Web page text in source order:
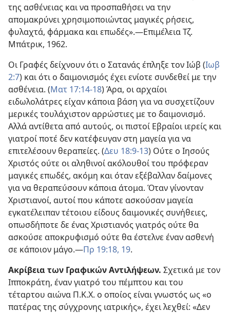
της ασθένειας και να προσπαθήσει να την
απομακρύνει χρησιμοποιώντας μαγικές ρήσεις,
φυλαχτά, φάρμακα και επωδές».—Επιμέλεια Τζ.
Μπάτρικ, 1962.
Οι Γραφές δείχνουν ότι ο Σατανάς έπληξε τον Ιώβ (Ιωβ
2:7) και ότι ο δαιμονισμός έχει ενίοτε συνδεθεί με την
ασθένεια. (Ματ 17:14-18) Άρα, οι αρχαίοι
ειδωλολάτρες είχαν κάποια βάση για να συσχετίζουν
μερικές τουλάχιστον αρρώστιες με το δαιμονισμό.
Αλλά αντίθετα από αυτούς, οι πιστοί Εβραίοι ιερείς και
γιατροί ποτέ δεν κατέφευγαν στη μαγεία για να
επιτελέσουν θεραπείες. (Δευ 18:9-13) Ούτε ο Ιησούς
Χριστός ούτε οι αληθινοί ακόλουθοί του πρόφεραν
μαγικές επωδές, ακόμη και όταν εξέβαλλαν δαίμονες
για να θεραπεύσουν κάποια άτομα. Όταν γίνονταν
Χριστιανοί, αυτοί που κάποτε ασκούσαν μαγεία
εγκατέλειπαν τέτοιου είδους δαιμονικές συνήθειες,
οπωσδήποτε δε ένας Χριστιανός γιατρός ούτε θα
ασκούσε αποκρυφισμό ούτε θα έστελνε έναν ασθενή
σε κάποιον μάγο.—Πρ 19:18, 19.
Ακρίβεια των Γραφικών Αντιλήψεων. Σχετικά με τον
Ιπποκράτη, έναν γιατρό του πέμπτου και του
τέταρτου αιώνα Π.Κ.Χ. ο οποίος είναι γνωστός ως «ο
πατέρας της σύγχρονης ιατρικής», έχει λεχθεί: «Δεν